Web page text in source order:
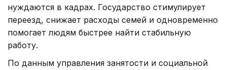
нуждаются в кадрах. Государство стимулирует
переезд, снижает расходы семей и одновременно
помогает людям быстрее найти стабильную
работу.
По данным управления занятости и социальной